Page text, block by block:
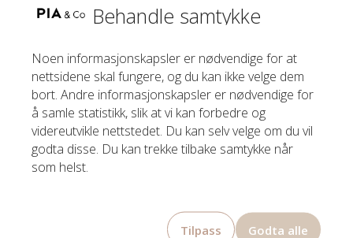
Behandle samtykke
Noen informasjonskapsler er nødvendige for at
nettsidene skal fungere, og du kan ikke velge dem
bort. Andre informasjonskapsler er nødvendige for
å samle statistikk, slik at vi kan forbedre og
videreutvikle nettstedet. Du kan selv velge om du vil
godta disse. Du kan trekke tilbake samtykke når
som helst.
Godta alle
Tilpass
OTRA EYEWEAR
LOUEY PINK